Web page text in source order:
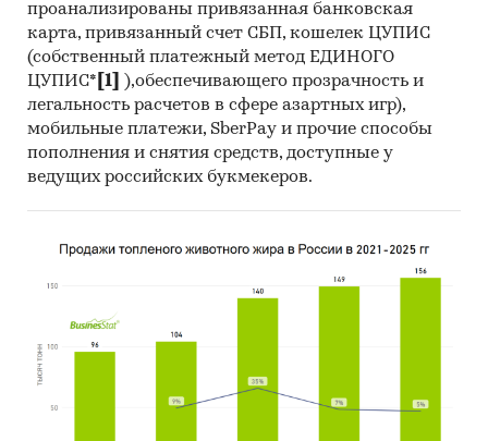
Ресурсы сети Интернет в России и мире.
Экспертные опросы.
Материалы участников отечественного и
мирового рынков.
Результаты исследований маркетинговых и
консалтинговых агентств.
Материалы отраслевых учреждений и базы
Результаты ценовых мониторингов.
Материалы и базы данных статистики ООН
(United Nations Statistics Division:
Commodity Statistics, Food and Agriculture
Organization и др.).
проанализированы привязанная банковская
карта, привязанный счет СБП, кошелек ЦУПИС
(собственный платежный метод ЕДИНОГО
ЦУПИС* [1]
),обеспечивающего прозрачность и
легальность расчетов в сфере азартных игр),
мобильные платежи, SberPay и прочие способы
пополнения и снятия средств, доступные у
ведущих российских букмекеров.